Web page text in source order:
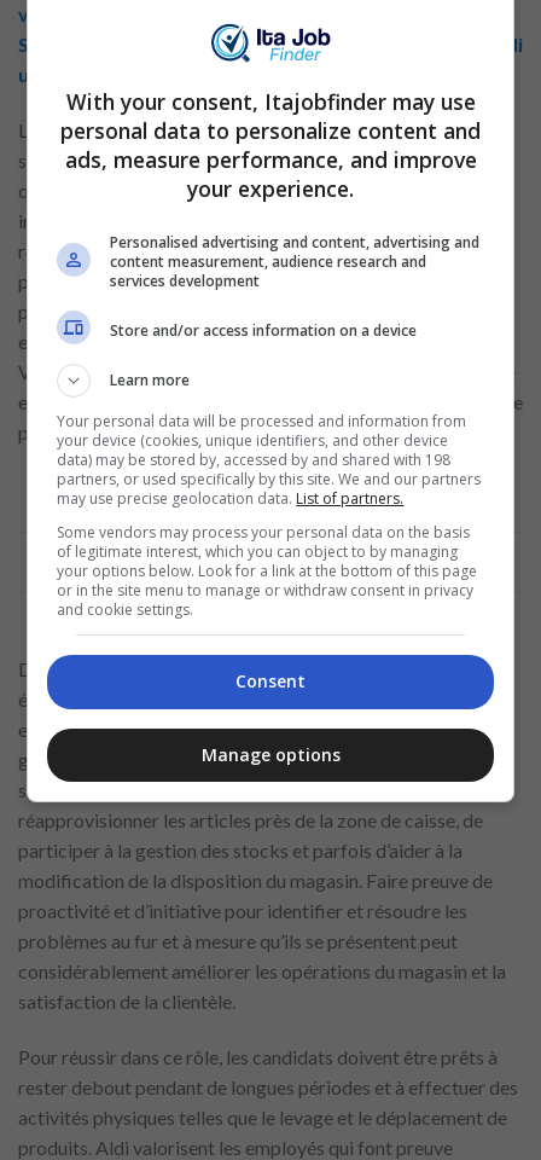
vantaggi
Scopri i migliori consigli per distinguerti come cassiere di
un supermercato
Les candidats au poste de caissier doivent posséder de
solides compétences en communication, car ils interagissent
quotidiennement avec une multitude de clients. Il est
important de pouvoir répondre aux demandes des clients,
résoudre lesproblèmeset fournir des informations sur les
produits et les promotions avec courtoisie et
professionnalisme. La capacité à rester calme sous pression
et à gérer les périodes chargées avec calme sera cruciale.
Vous devrez également maintenir un espace de caisse propre
et organisé, ce qui contribue à une expérience d’achat positive
pour les clients.
Annuncio
De plus, dans le cadre de vos fonctions, vous collaborerez
étroitement avec d’autres membres de l’équipe, y compris les
employés de stockage et les directeurs demagasin, pour
garantir que les opérations de la zone de caisse se déroulent
sans problème. Ce travail d’équipe implique de
réapprovisionner les articles près de la zone de caisse, de
participer à la gestion des stocks et parfois d’aider à la
modification de la disposition du magasin. Faire preuve de
proactivité et d’initiative pour identifier et résoudre les
problèmes au fur et à mesure qu’ils se présentent peut
considérablement améliorer les opérations du magasin et la
satisfaction de la clientèle.
Pour réussir dans ce rôle, les candidats doivent être prêts à
rester debout pendant de longues périodes et à effectuer des
activités physiques telles que le levage et le déplacement de
produits. Aldi valorisent les employés qui font preuve
With your consent, Itajobfinder may use
personal data to personalize content and
ads, measure performance, and improve
your experience.
Personalised advertising and content, advertising and
content measurement, audience research and
services development
Store and/or access information on a device
Learn more
Your personal data will be processed and information from
your device (cookies, unique identifiers, and other device
data) may be stored by, accessed by and shared with 198
partners, or used specifically by this site. We and our partners
may use precise geolocation data. List of partners.
Some vendors may process your personal data on the basis
of legitimate interest, which you can object to by managing
your options below. Look for a link at the bottom of this page
or in the site menu to manage or withdraw consent in privacy
and cookie settings.
Consent
Manage options